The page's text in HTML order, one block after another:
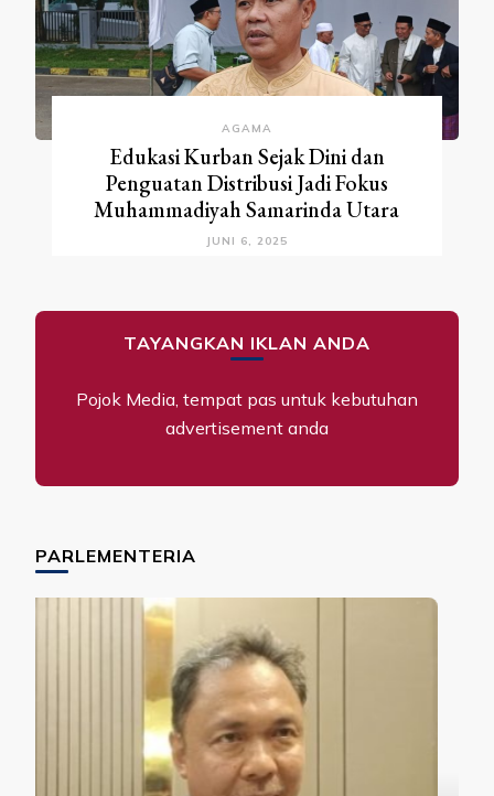
AGAMA
Edukasi Kurban Sejak Dini dan
Penguatan Distribusi Jadi Fokus
Muhammadiyah Samarinda Utara
JUNI 6, 2025
TAYANGKAN IKLAN ANDA
Pojok Media, tempat pas untuk kebutuhan
advertisement anda
PARLEMENTERIA